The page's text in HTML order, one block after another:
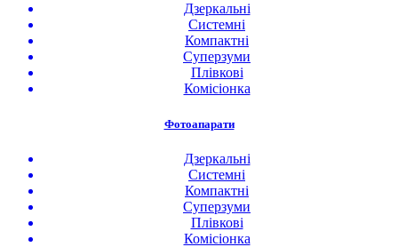
Дзеркальні
Системні
Компактні
Суперзуми
Плівкові
Комісіонка
Фотоапарати
Дзеркальні
Системні
Компактні
Суперзуми
Плівкові
Комісіонка